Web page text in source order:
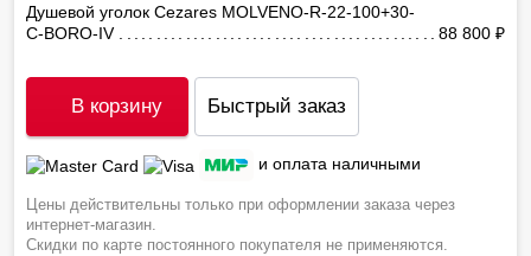
Душевой уголок Cezares MOLVENO-R-22-100+30-
C-BORO-IV
88 800
В корзину Быстрый заказ
и оплата наличными
Цены действительны только при оформлении заказа через
интернет-магазин.
Скидки по карте постоянного покупателя не применяются.